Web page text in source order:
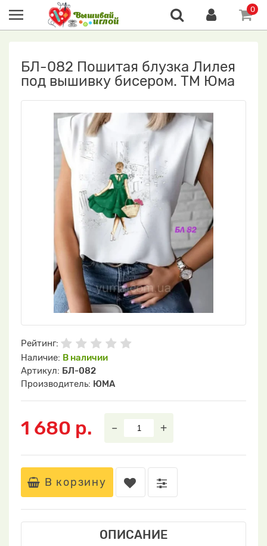
0
БЛ-082 Пошитая блузка Лилея
под вышивку бисером. ТМ Юма
Рейтинг:
Наличие: В наличии
Артикул: БЛ-082
Производитель: ЮМА
1 680 р. – +
В корзину
ОПИСАНИЕ